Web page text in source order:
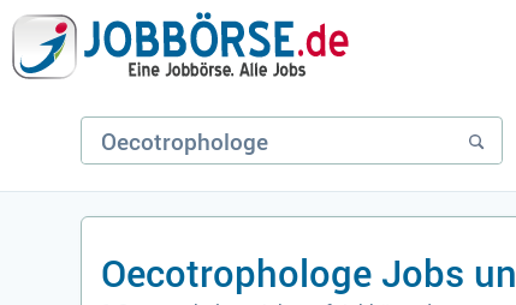
Oecotrophologe Jobs